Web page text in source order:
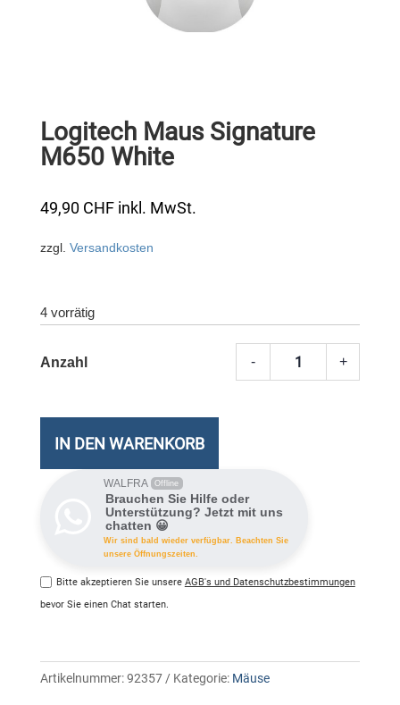
Logitech Maus Signature
M650 White
49,90 CHF inkl. MwSt.
zzgl. Versandkosten
4 vorrätig
- +
IN DEN WARENKORB
WALFRA Offline
Brauchen Sie Hilfe oder
Unterstützung? Jetzt mit uns
chatten 😀
Wir sind bald wieder verfügbar. Beachten Sie
unsere Öffnungszeiten.
Bitte akzeptieren Sie unsere AGB's und Datenschutzbestimmungen
bevor Sie einen Chat starten.
Artikelnummer:92357 Kategorie: Mäuse